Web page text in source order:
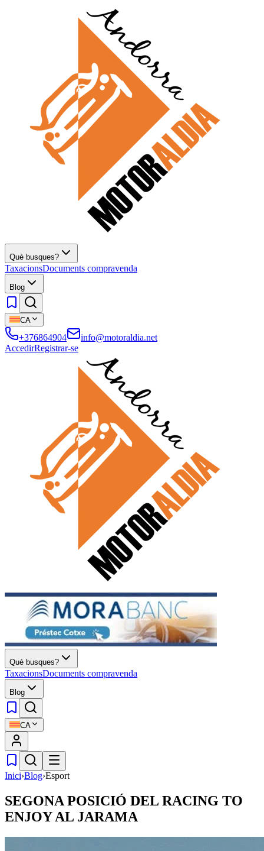
Què busques?
TaxacionsDocuments compravenda
Blog
CA
+376864904
info@motoraldia.net
AccedirRegistrar-se
Què busques?
TaxacionsDocuments compravenda
Blog
CA
Inici›Blog›Esport
SEGONA POSICIÓ DEL RACING TO
ENJOY AL JARAMA